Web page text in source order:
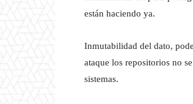
están haciendo ya.
Inmutabilidad del dato,
ataque los repositorios no
sistemas.